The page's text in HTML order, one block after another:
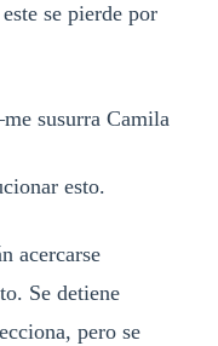
se pierde por
susurra Camila
esto.
acercarse
Se detiene
pero se